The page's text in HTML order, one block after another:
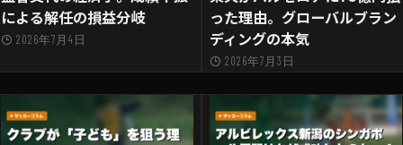
による解任の損益分岐
2026年7月4日
った理由。グローバルブラン
ディングの本気
2026年7月3日